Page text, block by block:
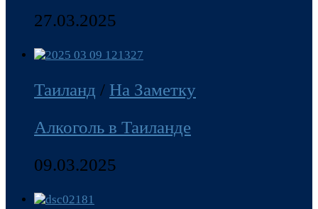
27.03.2025
Таиланд / На Заметку
Алкоголь в Таиланде
09.03.2025